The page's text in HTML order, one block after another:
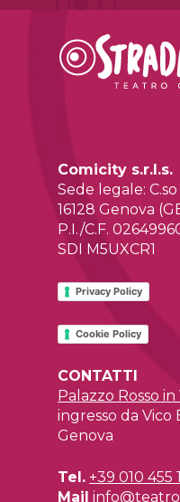
Comicity s.r.l.s.
Sede legale:
16128 Genova
P.I./C.F.
SDI M5UXCR1
Privacy Policy
Cookie Policy
CONTATTI
Palazzo Rosso in
ingresso da Vico
Genova
Tel. +39 010 455
Mail